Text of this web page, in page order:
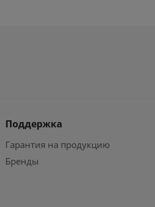
Поддержка
Гарантия на продукцию
Бренды